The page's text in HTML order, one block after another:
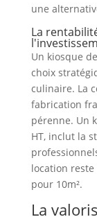
une
La
Un kiosque
choix
culinaire. La
fabrication
pérenne. Un
HT, inclut la
location reste
pour 10m².
La